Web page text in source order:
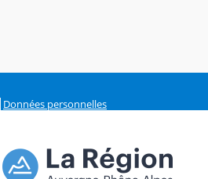
Données personnelles